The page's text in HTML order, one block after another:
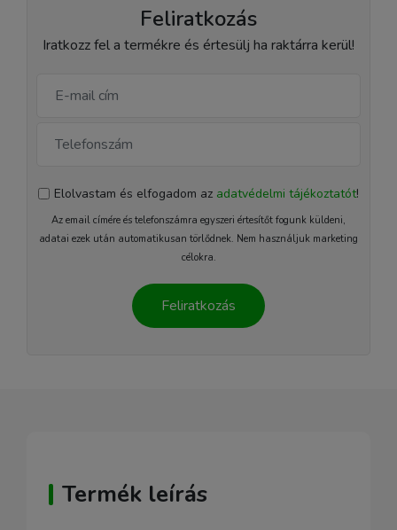
Feliratkozás
Iratkozz fel a termékre és értesülj ha raktárra kerül!
Elolvastam és elfogadom az adatvédelmi tájékoztatót!
Az email címére és telefonszámra egyszeri értesítőt fogunk küldeni,
adatai ezek után automatikusan törlődnek. Nem használjuk marketing
célokra.
Feliratkozás
Termék leírás